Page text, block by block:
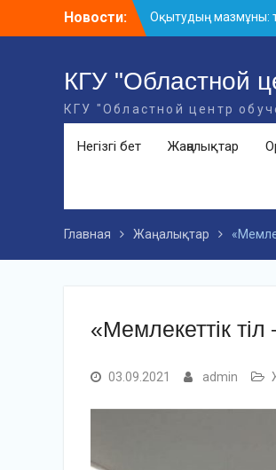
Новости:
Оқытудың мазмұны:
және инновациялық
«ҮЗДІК ОҚЫТУШЫ-
БАЙҚАУЫ
«Мемлекеттік тіл –
КГУ "Областной
КГУ "Областной центр
Негізгі бет Жаңалықтар
Главная Жаңалықтар
«Мемлекеттік
03.09.2021 admin